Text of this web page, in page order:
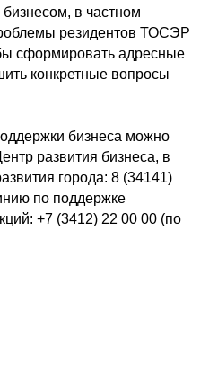
в частном
резидентов ТОСЭР
сформировать адресные
конкретные вопросы
бизнеса можно
развития бизнеса, в
города: 8 (34141)
по поддержке
+7 (3412) 22 00 00 (по